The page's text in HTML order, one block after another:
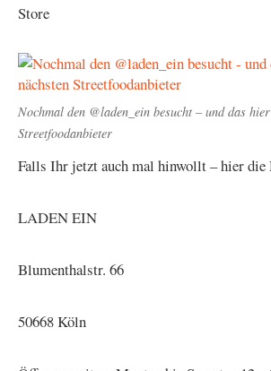
Store
Nochmal den @laden_ein besucht – und das
Streetfoodanbieter
Falls Ihr jetzt auch mal hinwollt – hier die
LADEN EIN
Blumenthalstr. 66
50668 Köln